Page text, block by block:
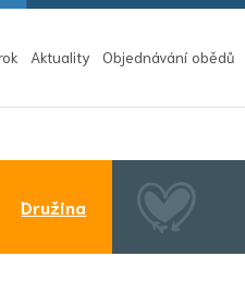
Aktuality Objednávání obědů
Družina